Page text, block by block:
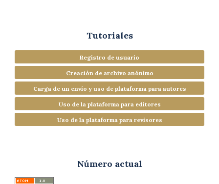
Tutoriales
Registro de usuario
Creación de archivo anónimo
Carga de un envío y uso de plataforma para autores
Uso de la plataforma para editores
Uso de la plataforma para revisores
Número actual